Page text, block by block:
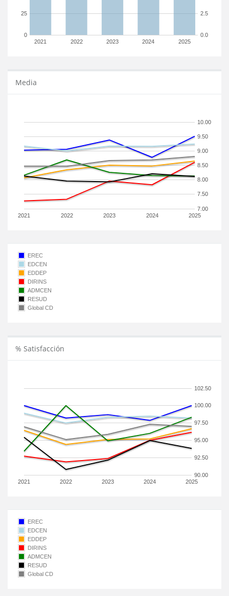
2021 2022 2023 2024 2025
0
25
0.0
2.5
Media
2021 2022 2023 2024 2025
7.00
7.50
8.00
8.50
9.00
9.50
10.00
EREC
EDCEN
EDDEP
DIRINS
ADMCEN
RESUD
Global CD
% Satisfacción
2021 2022 2023 2024 2025
90.00
92.50
95.00
97.50
100.00
102.50
EREC
EDCEN
EDDEP
DIRINS
ADMCEN
RESUD
Global CD